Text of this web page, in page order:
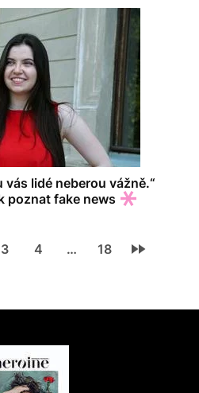
lidé neberou vážně.“
poznat fake news
3 4 … 18